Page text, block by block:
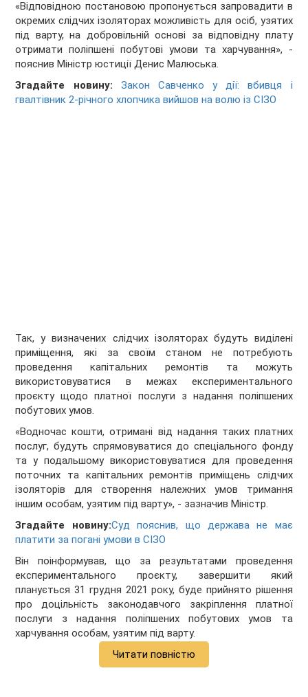
«Відповідною постановою пропонується запровадити в
окремих слідчих ізоляторах можливість для осіб, узятих
під варту, на добровільній основі за відповідну плату
отримати поліпшені побутові умови та харчування», -
пояснив Міністр юстиції Денис Малюська.
Згадайте новину:
Закон Савченко у дії: вбивця і
гвалтівник 2-річного хлопчика вийшов на волю із СІЗО
Так, у визначених слідчих ізоляторах будуть виділені
приміщення, які за своїм станом не потребують
проведення капітальних ремонтів та можуть
використовуватися в межах експериментального
проєкту щодо платної послуги з надання поліпшених
побутових умов.
«Водночас кошти, отримані від надання таких платних
послуг, будуть спрямовуватися до спеціального фонду
та у подальшому використовуватися для проведення
поточних та капітальних ремонтів приміщень слідчих
ізоляторів для створення належних умов тримання
іншим особам, узятим під варту», - зазначив Міністр.
Згадайте новину:Суд пояснив, що держава не має
платити за погані умови в СІЗО
Він поінформував, що за результатами проведення
експериментального проєкту, завершити який
планується 31 грудня 2021 року, буде прийнято рішення
про доцільність законодавчого закріплення платної
послуги з надання поліпшених побутових умов та
харчування особам, узятим під варту.
Читати повністю